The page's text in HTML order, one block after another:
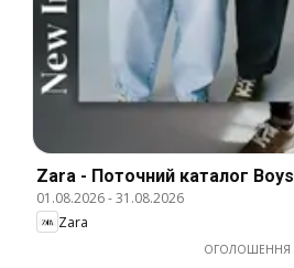
Zara - Поточний каталог Boys
01.08.2026-31.08.2026
Zara
ОГОЛОШЕННЯ